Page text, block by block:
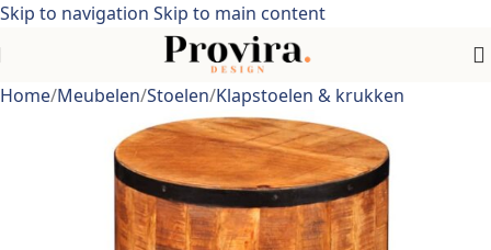
Skip to navigation Skip to main content
Home/Meubelen/Stoelen/Klapstoelen & krukken